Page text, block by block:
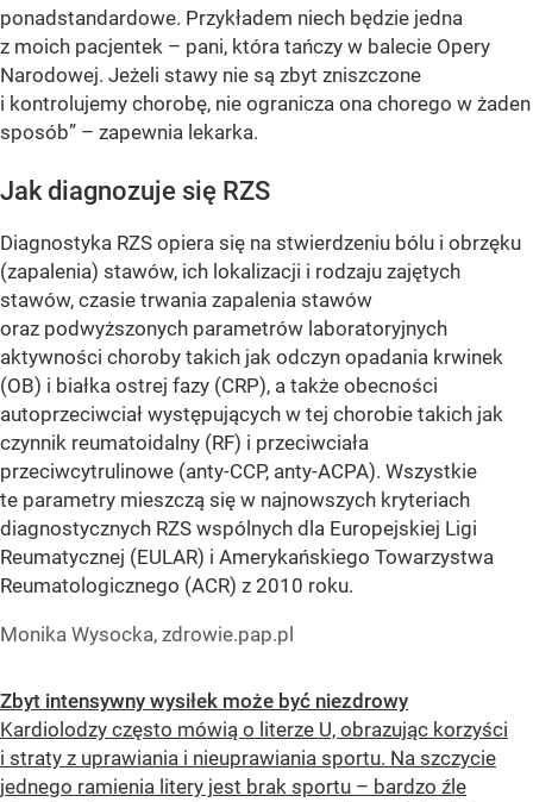
ponadstandardowe. Przykładem niech będzie jedna
z moich pacjentek – pani, która tańczy w balecie Opery
Narodowej. Jeżeli stawy nie są zbyt zniszczone
i kontrolujemy chorobę, nie ogranicza ona chorego w żaden
sposób” – zapewnia lekarka.
Jak diagnozuje się RZS
Diagnostyka RZS opiera się na stwierdzeniu bólu i obrzęku
(zapalenia) stawów, ich lokalizacji i rodzaju zajętych
stawów, czasie trwania zapalenia stawów
oraz podwyższonych parametrów laboratoryjnych
aktywności choroby takich jak odczyn opadania krwinek
(OB) i białka ostrej fazy (CRP), a także obecności
autoprzeciwciał występujących w tej chorobie takich jak
czynnik reumatoidalny (RF) i przeciwciała
przeciwcytrulinowe (anty-CCP, anty-ACPA). Wszystkie
te parametry mieszczą się w najnowszych kryteriach
diagnostycznych RZS wspólnych dla Europejskiej Ligi
Reumatycznej (EULAR) i Amerykańskiego Towarzystwa
Reumatologicznego (ACR) z 2010 roku.
Monika Wysocka, zdrowie.pap.pl
Zbyt intensywny wysiłek może być niezdrowy
Kardiolodzy często mówią o literze U, obrazując korzyści
i straty z uprawiania i nieuprawiania sportu. Na szczycie
jednego ramienia litery jest brak sportu – bardzo źle